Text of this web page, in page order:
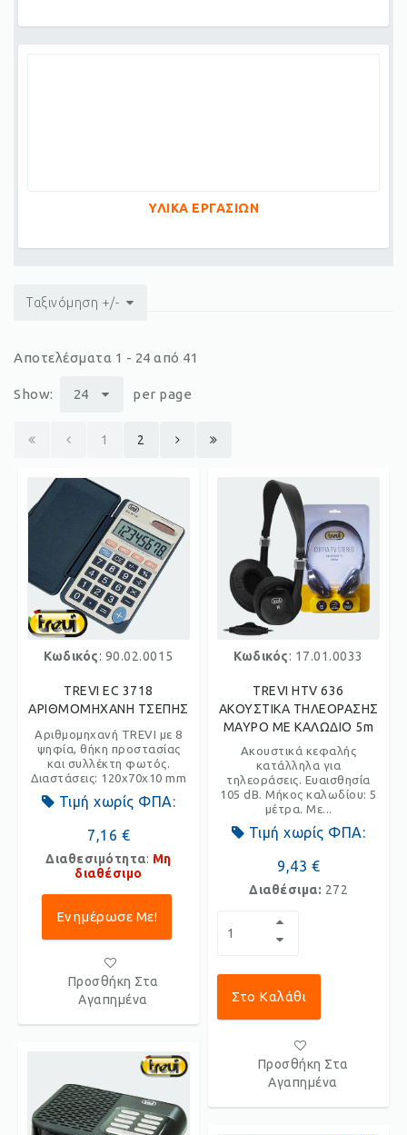
ΥΛΙΚΑ ΕΡΓΑΣΙΩΝ
Ταξινόμηση +/-
Αποτελέσματα 1 - 24 από 41
Show: 24 per page
1 2
Κωδικός: 90.02.0015
TREVI EC 3718
ΑΡΙΘΜΟΜΗΧΑΝΗ ΤΣΕΠΗΣ
Αριθμομηχανή TREVI με 8
ψηφία, θήκη προστασίας
και συλλέκτη φωτός.
Διαστάσεις: 120x70x10 mm
Τιμή χωρίς ΦΠΑ:
7,16 €
Διαθεσιμότητα: Μη
διαθέσιμο
Ενημέρωσε Με!
Προσθήκη Στα
Αγαπημένα
Κωδικός: 17.01.0033
TREVI HTV 636
ΑΚΟΥΣΤΙΚΑ ΤΗΛΕΟΡΑΣΗΣ
ΜΑΥΡΟ ΜΕ ΚΑΛΩΔΙΟ 5m
Ακουστικά κεφαλής
κατάλληλα για
τηλεοράσεις. Ευαισθησία
105 dB. Μήκος καλωδίου: 5
μέτρα. Με...
Τιμή χωρίς ΦΠΑ:
9,43 €
Διαθέσιμα: 272
Στο Καλάθι
Προσθήκη Στα
Αγαπημένα